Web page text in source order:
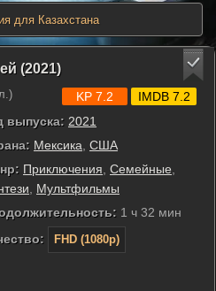
для Казахстана
(2021)
выпуска: 2021
Мексика США
Приключения Семейные
Мультфильмы
1 ч 32 мин
FHD (1080p)
KP 7.2 IMDB 7.2